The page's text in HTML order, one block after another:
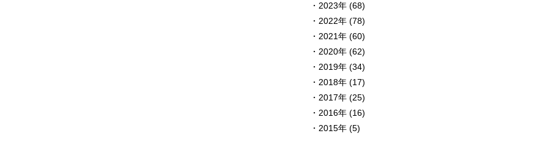
2023年 (68)
2022年 (78)
2021年 (60)
2020年 (62)
2019年 (34)
2018年 (17)
2017年 (25)
2016年 (16)
2015年 (5)